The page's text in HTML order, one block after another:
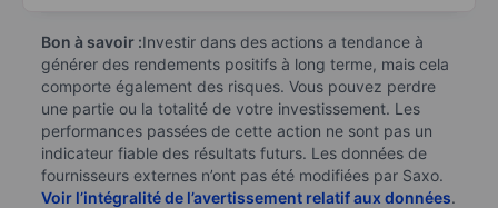
Bon à savoir :Investir dans des actions a tendance à
générer des rendements positifs à long terme, mais cela
comporte également des risques. Vous pouvez perdre
une partie ou la totalité de votre investissement. Les
performances passées de cette action ne sont pas un
indicateur fiable des résultats futurs. Les données de
fournisseurs externes n’ont pas été modifiées par Saxo.
Voir l’intégralité de l’avertissement relatif aux données.